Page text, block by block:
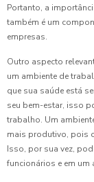
Portanto, a
também é um
empresas.
Outro aspecto
um ambiente de
que sua saúde está
seu bem-estar, isso
trabalho. Um
mais produtivo, pois
Isso, por sua vez,
funcionários e em um